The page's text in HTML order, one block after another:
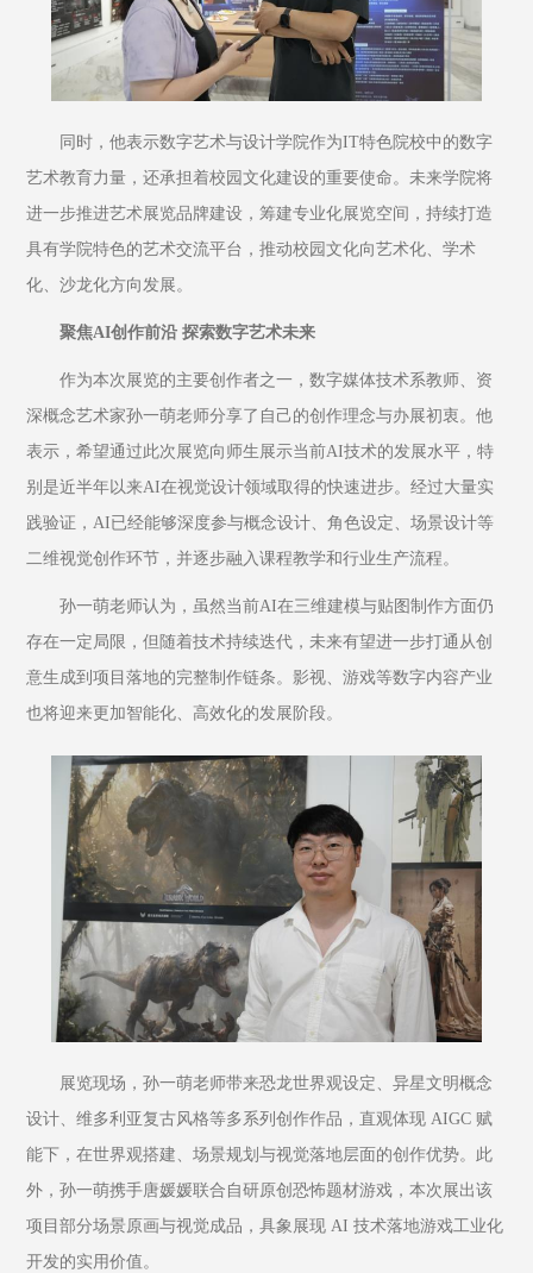
同时，他表示数字艺术与设计学院作为IT特色院校中的数字
艺术教育力量，还承担着校园文化建设的重要使命。未来学院将
进一步推进艺术展览品牌建设，筹建专业化展览空间，持续打造
具有学院特色的艺术交流平台，推动校园文化向艺术化、学术
化、沙龙化方向发展。
聚焦AI创作前沿 探索数字艺术未来
作为本次展览的主要创作者之一，数字媒体技术系教师、资
深概念艺术家孙一萌老师分享了自己的创作理念与办展初衷。他
表示，希望通过此次展览向师生展示当前AI技术的发展水平，特
别是近半年以来AI在视觉设计领域取得的快速进步。经过大量实
践验证，AI已经能够深度参与概念设计、角色设定、场景设计等
二维视觉创作环节，并逐步融入课程教学和行业生产流程。
孙一萌老师认为，虽然当前AI在三维建模与贴图制作方面仍
存在一定局限，但随着技术持续迭代，未来有望进一步打通从创
意生成到项目落地的完整制作链条。影视、游戏等数字内容产业
也将迎来更加智能化、高效化的发展阶段。
展览现场，孙一萌老师带来恐龙世界观设定、异星文明概念
设计、维多利亚复古风格等多系列创作作品，直观体现 AIGC 赋
能下，在世界观搭建、场景规划与视觉落地层面的创作优势。此
外，孙一萌携手唐媛媛联合自研原创恐怖题材游戏，本次展出该
项目部分场景原画与视觉成品，具象展现 AI 技术落地游戏工业化
开发的实用价值。